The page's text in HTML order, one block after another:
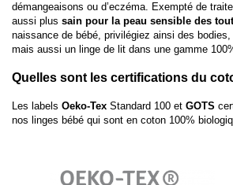
démangeaisons ou d’eczéma. Exempté de
aussi plus sain pour la peau sensible des
naissance de bébé, privilégiez ainsi des
mais aussi un linge de lit dans une gamme
Quelles sont les certifications du
Les labels Oeko-Tex Standard 100 et GOTS
nos linges bébé qui sont en coton 100%